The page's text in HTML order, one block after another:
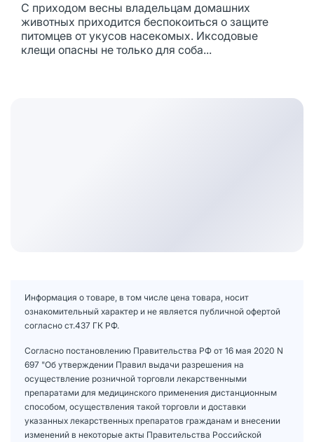
С приходом весны владельцам домашних
животных приходится беспокоиться о защите
питомцев от укусов насекомых. Иксодовые
клещи опасны не только для соба...
Информация о товаре, в том числе цена товара, носит
ознакомительный характер и не является публичной офертой
согласно ст.437 ГК РФ.
Согласно постановлению Правительства РФ от 16 мая 2020 N
697 "Об утверждении Правил выдачи разрешения на
осуществление розничной торговли лекарственными
препаратами для медицинского применения дистанционным
способом, осуществления такой торговли и доставки
указанных лекарственных препаратов гражданам и внесении
изменений в некоторые акты Правительства Российской